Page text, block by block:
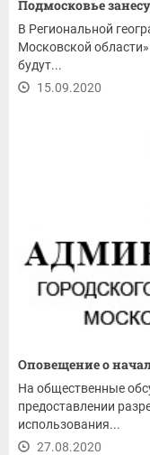
Подмосковье
В Региональной
Московской
будут...
15.09.2020
Оповещение о
На общественные
предоставлении
использования...
27.08.2020